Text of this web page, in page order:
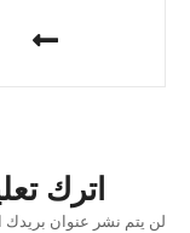
ا
اترك
لن يتم نشر عنوان بريدك